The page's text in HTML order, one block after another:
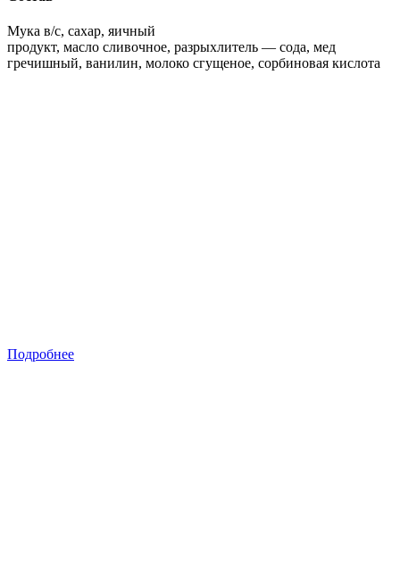
Мука в/с, сахар, яичный
продукт, масло сливочное, разрыхлитель — сода, мед
гречишный, ванилин, молоко сгущеное, сорбиновая кислота
Подробнее